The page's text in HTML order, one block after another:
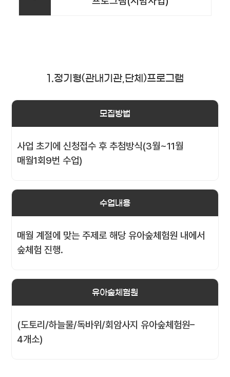
1.정기형(관내기관,단체)프로그램
모집방법
사업 초기에 신청접수 후 추첨방식(3월~11월
매월1회9번 수업)
수업내용
매월 계절에 맞는 주제로 해당 유아숲체험원 내에서
숲체험 진행.
유아숲체험원
(도토리/하늘물/독바위/회암사지 유아숲체험원–
4개소)